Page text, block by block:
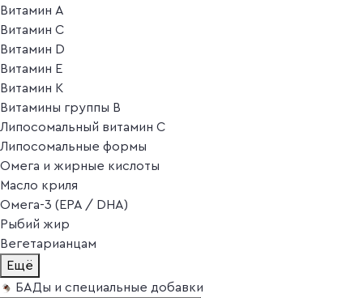
Витамин A
Витамин C
Витамин D
Витамин E
Витамин K
Витамины группы B
Липосомальный витамин C
Липосомальные формы
Омега и жирные кислоты
Масло криля
Омега-3 (EPA / DHA)
Рыбий жир
Вегетарианцам
Ещё
БАДы и специальные добавки